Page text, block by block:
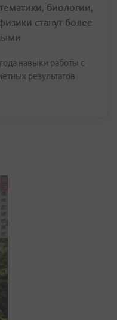
биологии,
станут более
навыки работы с
результатов